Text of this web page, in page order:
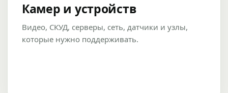
Камер и устройств
Видео, СКУД, серверы, сеть, датчики и узлы,
которые нужно поддерживать.